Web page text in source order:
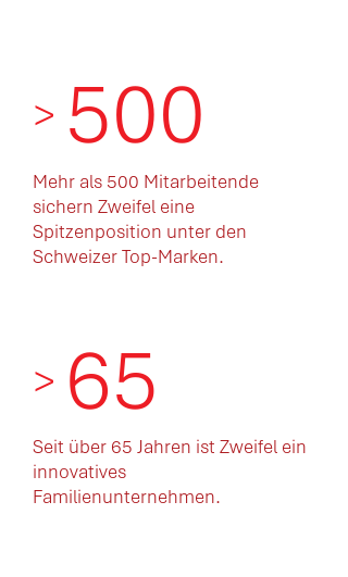
> 500
Mehr als 500 Mitarbeitende
sichern Zweifel eine
Spitzenposition unter den
Schweizer Top-Marken.
> 65
Seit über 65 Jahren ist Zweifel ein
innovatives
Familienunternehmen.